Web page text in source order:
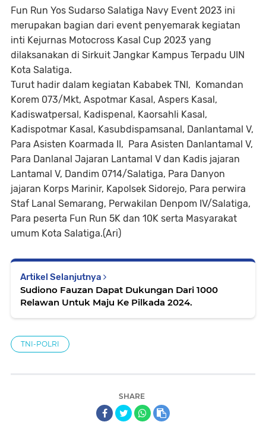
Fun Run Yos Sudarso Salatiga Navy Event 2023 ini
merupakan bagian dari event penyemarak kegiatan
inti Kejurnas Motocross Kasal Cup 2023 yang
dilaksanakan di Sirkuit Jangkar Kampus Terpadu UIN
Kota Salatiga.
Turut hadir dalam kegiatan Kababek TNI, Komandan
Korem 073/Mkt, Aspotmar Kasal, Aspers Kasal,
Kadiswatpersal, Kadispenal, Kaorsahli Kasal,
Kadispotmar Kasal, Kasubdispamsanal, Danlantamal V,
Para Asisten Koarmada II, Para Asisten Danlantamal V,
Para Danlanal Jajaran Lantamal V dan Kadis jajaran
Lantamal V, Dandim 0714/Salatiga, Para Danyon
jajaran Korps Marinir, Kapolsek Sidorejo, Para perwira
Staf Lanal Semarang, Perwakilan Denpom IV/Salatiga,
Para peserta Fun Run 5K dan 10K serta Masyarakat
umum Kota Salatiga.(Ari)
Artikel Selanjutnya
Sudiono Fauzan Dapat Dukungan Dari 1000
Relawan Untuk Maju Ke Pilkada 2024.
TNI-POLRI
SHARE